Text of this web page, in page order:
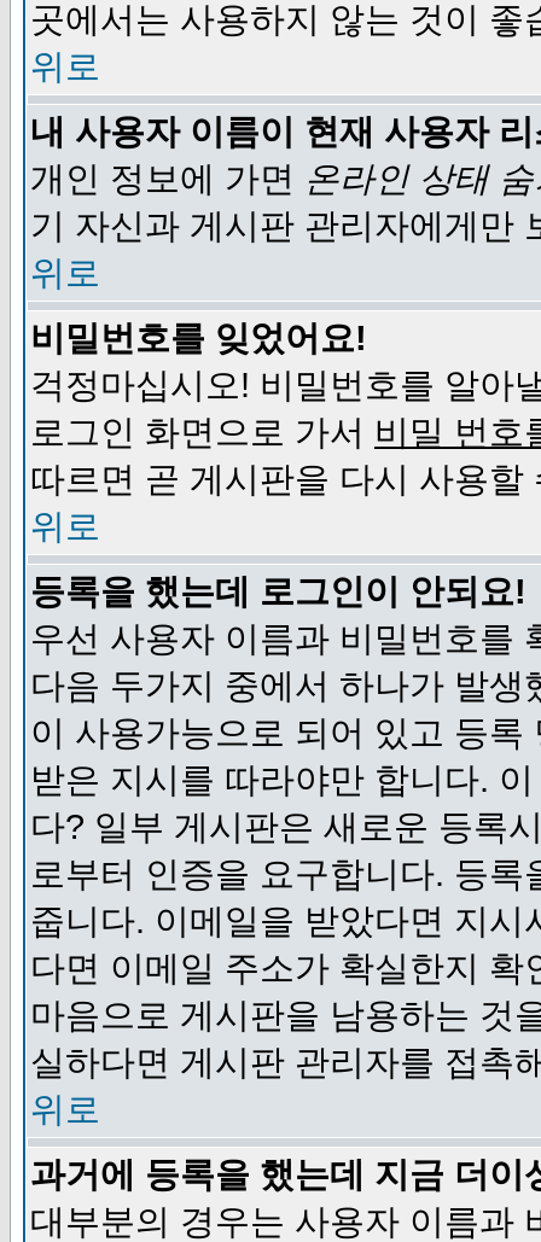
곳에서는 사용하지 않는 것이 좋
위로
내 사용자 이름이 현재 사용자
개인 정보에 가면 온라인 상태
기 자신과 게시판 관리자에게만
위로
비밀번호를 잊었어요!
걱정마십시오! 비밀번호를 알아
로그인 화면으로 가서 비밀 번호
따르면 곧 게시판을 다시 사용할
위로
등록을 했는데 로그인이 안되요!
우선 사용자 이름과 비밀번호를
다음 두가지 중에서 하나가 발
이 사용가능으로 되어 있고 등
받은 지시를 따라야만 합니다.
다? 일부 게시판은 새로운 등록
로부터 인증을 요구합니다. 등
줍니다. 이메일을 받았다면 지
다면 이메일 주소가 확실한지
마음으로 게시판을 남용하는 것
실하다면 게시판 관리자를 접촉
위로
과거에 등록을 했는데 지금 더
대부분의 경우는 사용자 이름과